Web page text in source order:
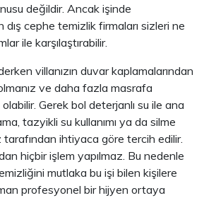
değildir. Ancak işinde
cephe temizlik firmaları sizleri ne
ile karşılaştırabilir.
villanızın duvar kaplamalarından
ve daha fazla masrafa
Gerek bol deterjanlı su ile ana
tazyikli su kullanımı ya da silme
tarafından ihtiyaca göre tercih edilir.
hiçbir işlem yapılmaz. Bu nedenle
mutlaka bu işi bilen kişilere
profesyonel bir hijyen ortaya